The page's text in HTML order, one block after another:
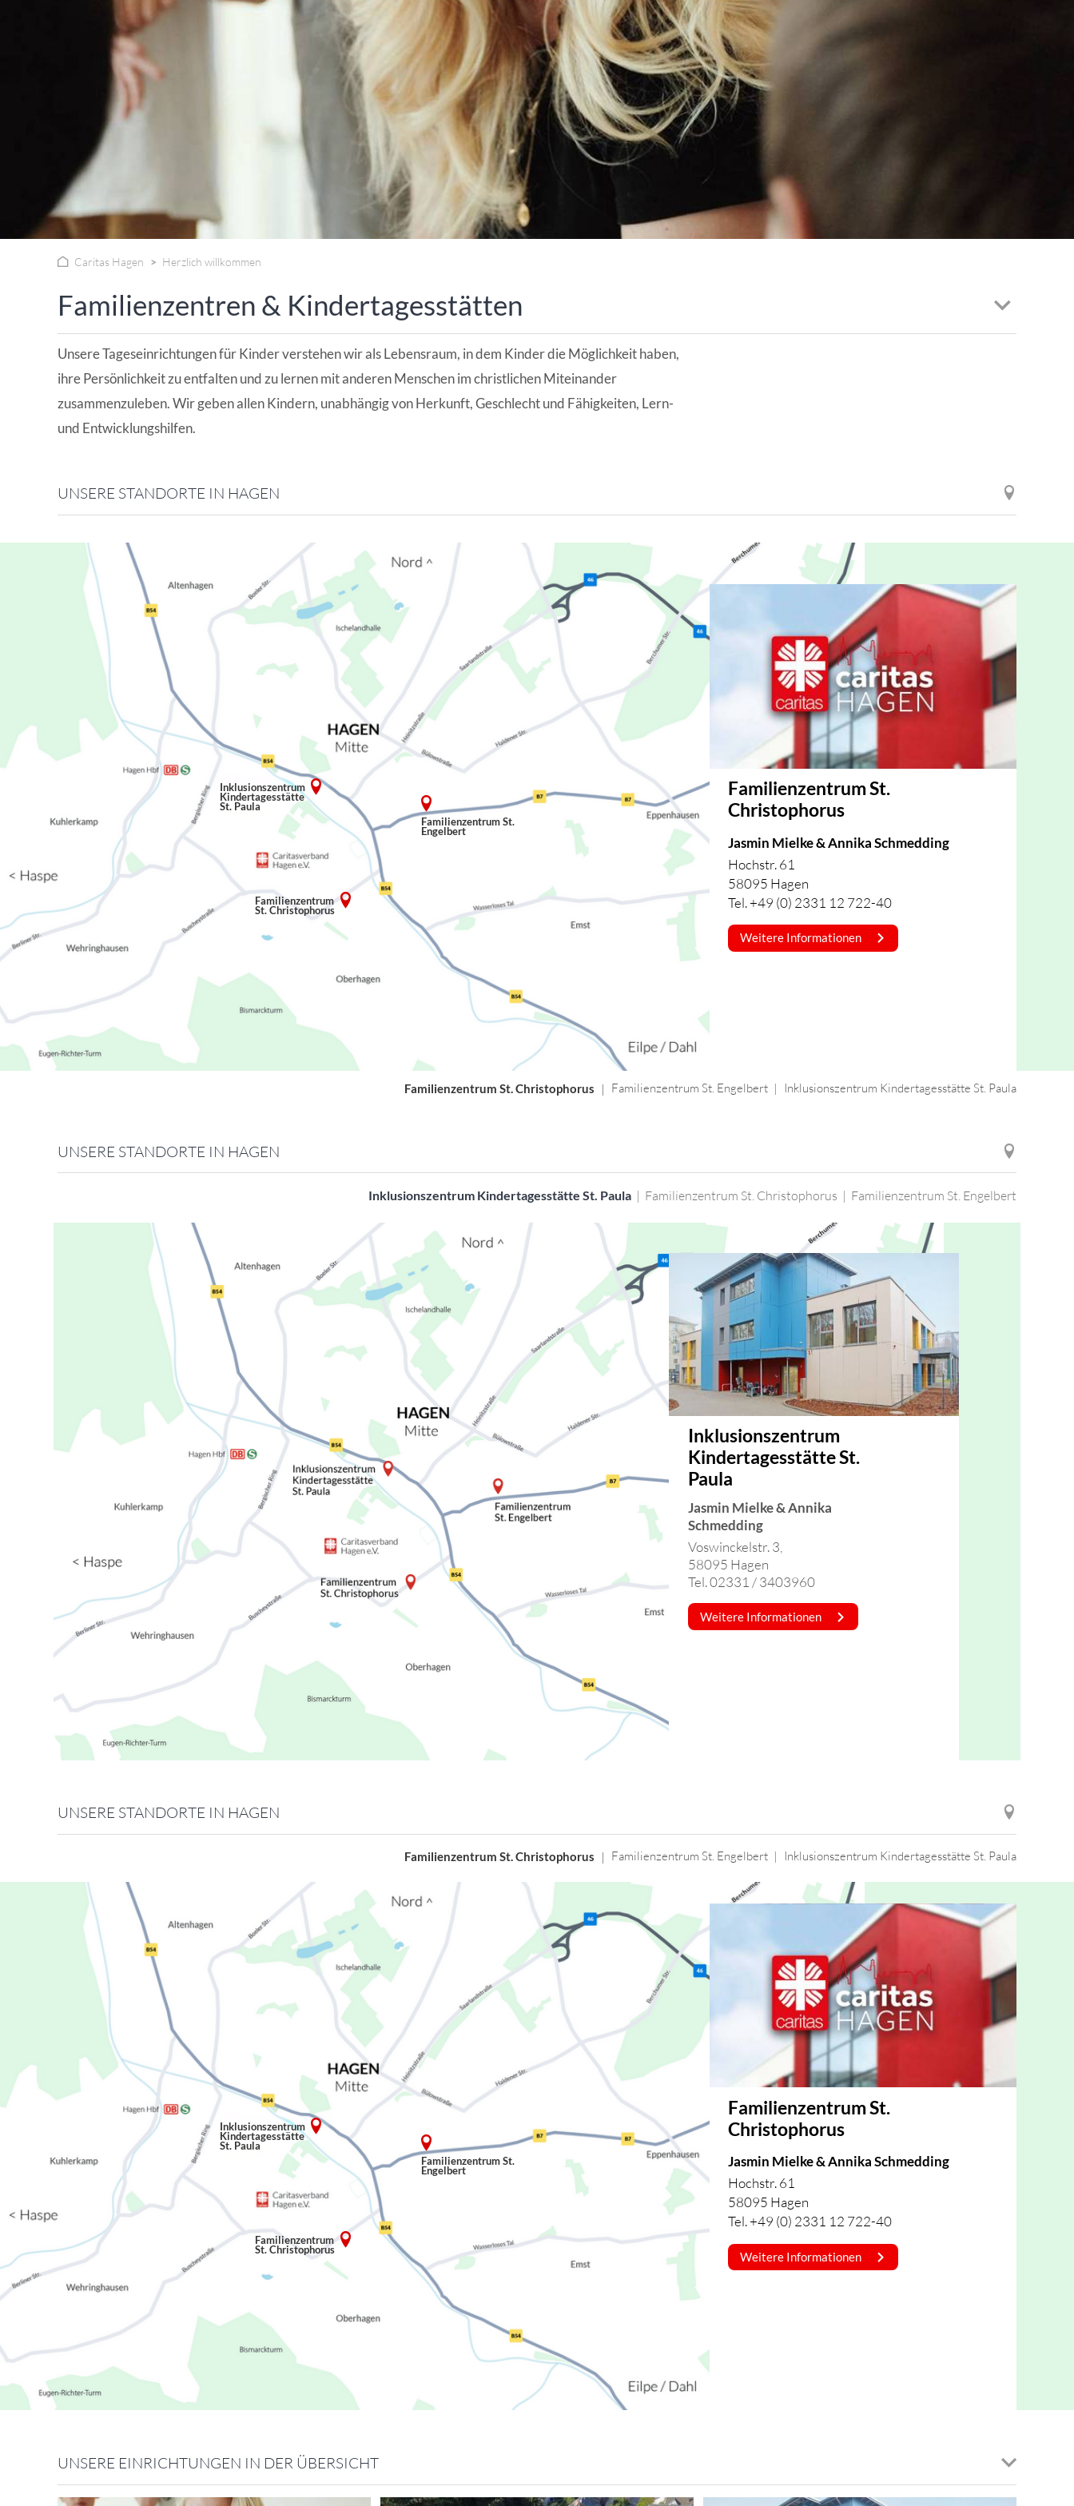
WISSENSWERTES IN ZAHLEN ANGESCHLOSSENE UNTERNEHMEN | FACHVERBÄNDE
Caritas Hagen Herzlich willkommen
Familienzentren & Kindertagesstätten
Unsere Tageseinrichtungen für Kinder verstehen wir als Lebensraum, in dem Kinder die Möglichkeit haben,
ihre Persönlichkeit zu entfalten und zu lernen mit anderen Menschen im christlichen Miteinander
zusammenzuleben. Wir geben allen Kindern, unabhängig von Herkunft, Geschlecht und Fähigkeiten, Lern-
und Entwicklungshilfen.
UNSERE STANDORTE IN HAGEN
Inklusionszentrum
Kindertagesstätte
St. Paula
Familienzentrum
St. Christophorus
Familienzentrum St.
Engelbert
Familienzentrum St.
Christophorus
Jasmin Mielke & Annika Schmedding
Hochstr. 61
58095 Hagen
Tel. +49 (0) 2331 12 722-40
Weitere Informationen
Familienzentrum St. Christophorus Familienzentrum St. Engelbert Inklusionszentrum Kindertagesstätte St. Paula
UNSERE STANDORTE IN HAGEN
Inklusionszentrum Kindertagesstätte St. Paula | Familienzentrum St. Christophorus | Familienzentrum St. Engelbert
Inklusionszentrum
Kindertagesstätte St.
Paula
Jasmin Mielke & Annika
Schmedding
Voswinckelstr. 3,
58095 Hagen
Tel. 02331 / 3403960
Weitere Informationen
UNSERE STANDORTE IN HAGEN
Familienzentrum St. Christophorus Familienzentrum St. Engelbert Inklusionszentrum Kindertagesstätte St. Paula
Inklusionszentrum
Kindertagesstätte
St. Paula
Familienzentrum
St. Christophorus
Familienzentrum St.
Engelbert
Familienzentrum St.
Christophorus
Jasmin Mielke & Annika Schmedding
Hochstr. 61
58095 Hagen
Tel. +49 (0) 2331 12 722-40
Weitere Informationen
UNSERE EINRICHTUNGEN IN DER ÜBERSICHT